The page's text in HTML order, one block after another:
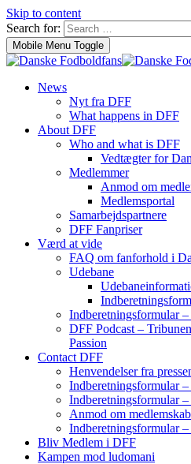
Skip to content
Search for:
Mobile Menu Toggle
News
Nyt fra DFF
What happens in DFF
About DFF
Who and what is DFF
Vedtægter for
Medlemmer
Anmod om
Medlemsportal
Samarbejdspartnere
DFF Fanpriser
Værd at vide
FAQ om fanforhold i
Udebane
Indberetningsformular
DFF Podcast –
Passion
Contact DFF
Henvendelser fra
Indberetningsformular
Indberetningsformular
Anmod om
Indberetningsformular
Bliv Medlem i DFF
Kampen mod ludomani